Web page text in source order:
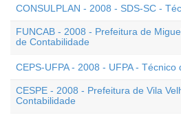
CONSULPLAN - 2008 - SDS-SC -
FUNCAB - 2008 - Prefeitura de
de Contabilidade
CEPS-UFPA - 2008 - UFPA - Técnico
CESPE - 2008 - Prefeitura de Vila
Contabilidade